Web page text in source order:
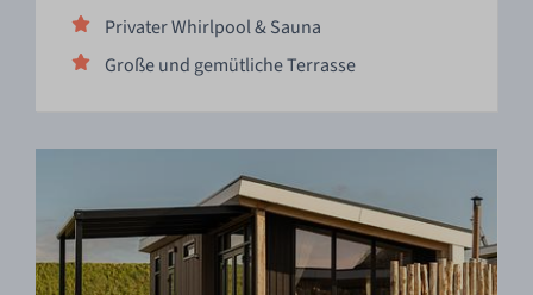
Privater Whirlpool & Sauna
Große und gemütliche Terrasse